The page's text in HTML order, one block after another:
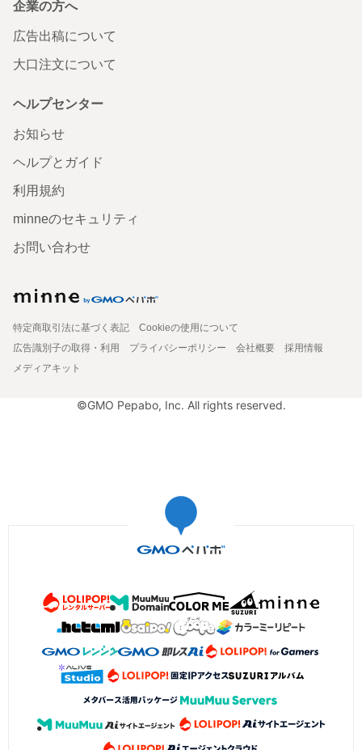
企業の方へ
広告出稿について
大口注文について
ヘルプセンター
お知らせ
ヘルプとガイド
利用規約
minneのセキュリティ
お問い合わせ
特定商取引法に基づく表記
Cookieの使用について
広告識別子の取得・利用
プライバシーポリシー 会社概要
採用情報
メディアキット
©GMO Pepabo, Inc. All rights reserved.